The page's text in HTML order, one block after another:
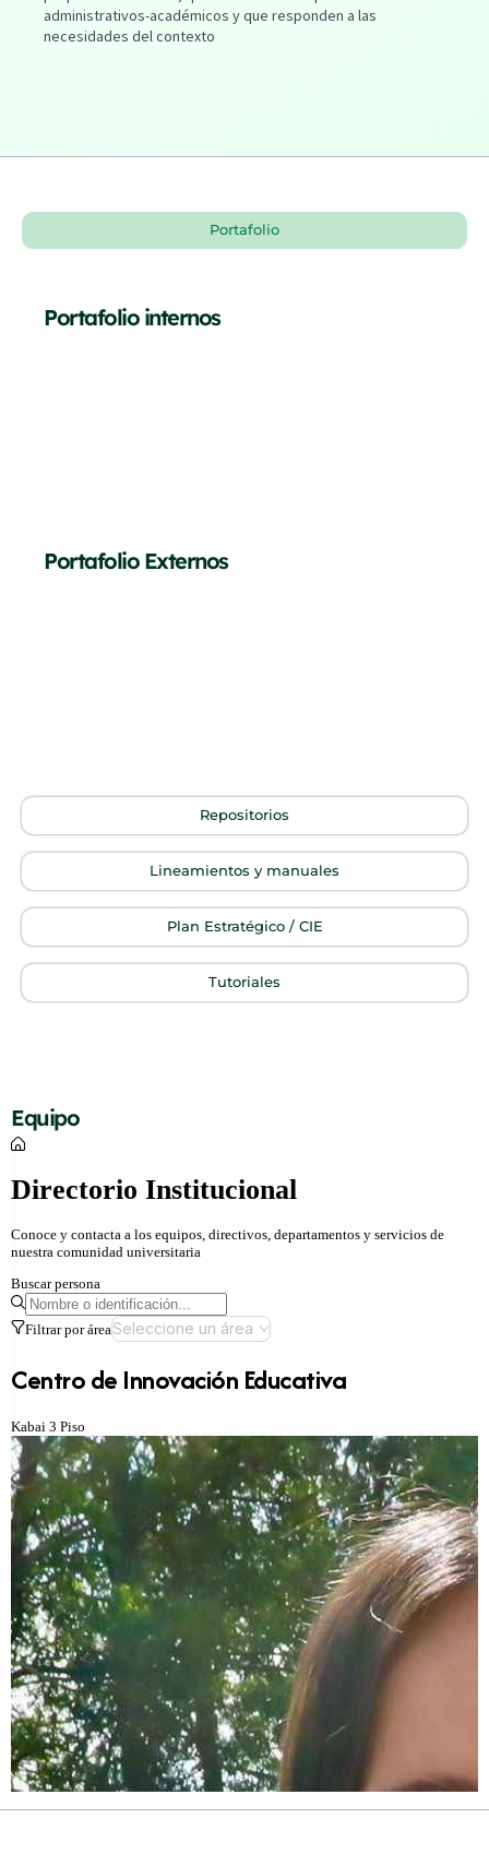
administrativos-académicos y que responden a las
necesidades del contexto
Portafolio
Repositorios
Lineamientos y manuales
Plan Estratégico / CIE
Tutoriales
Portafolio internos
Portafolio Externos
Equipo